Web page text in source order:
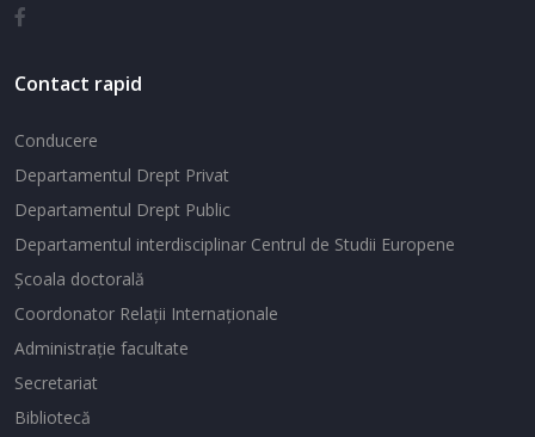
Contact rapid
Conducere
Departamentul Drept Privat
Departamentul Drept Public
Departamentul interdisciplinar Centrul de Studii Europene
Şcoala doctorală
Coordonator Relaţii Internaţionale
Administraţie facultate
Secretariat
Bibliotecă